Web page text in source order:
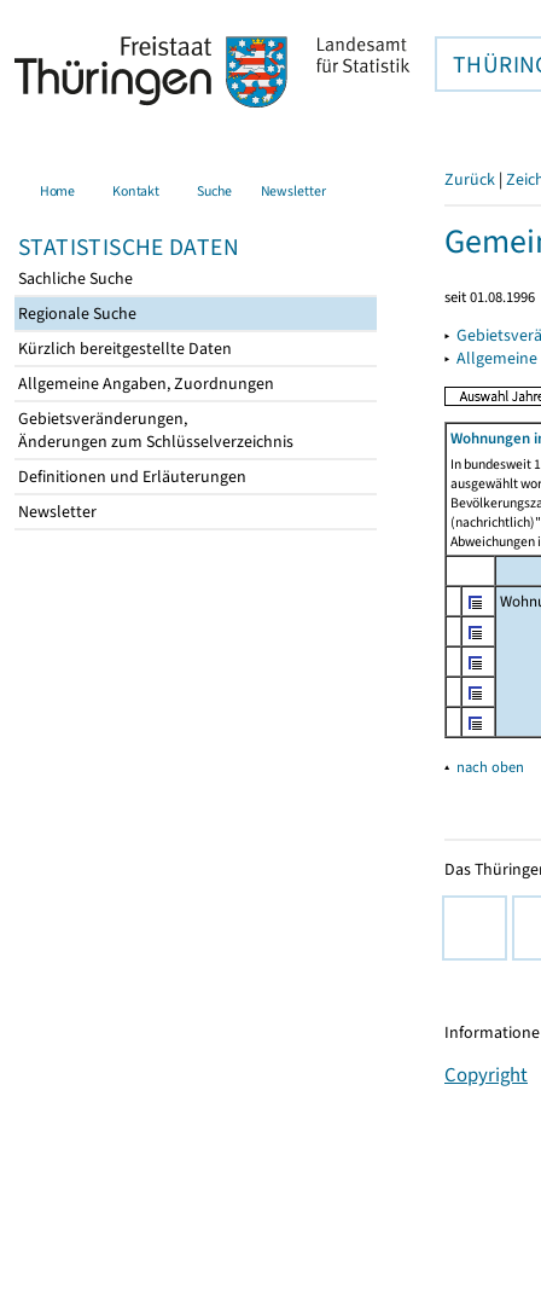
Home Kontakt Suche Newsletter
STATISTISCHE DATEN
Sachliche Suche
Regionale Suche
Kürzlich bereitgestellte Daten
Allgemeine Angaben, Zuordnungen
Gebietsveränderungen,
Änderungen zum Schlüsselverzeichnis
Definitionen und Erläuterungen
Newsletter
Zurück |
seit 01.08.1996
▸
▸
Wohnungen
In bundesweit
ausgewählt
Abweichungen
▴ nach oben
Das
Copyright